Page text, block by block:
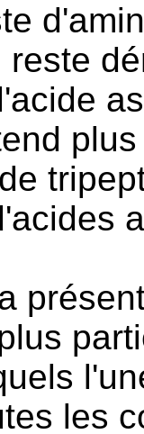
reste
les